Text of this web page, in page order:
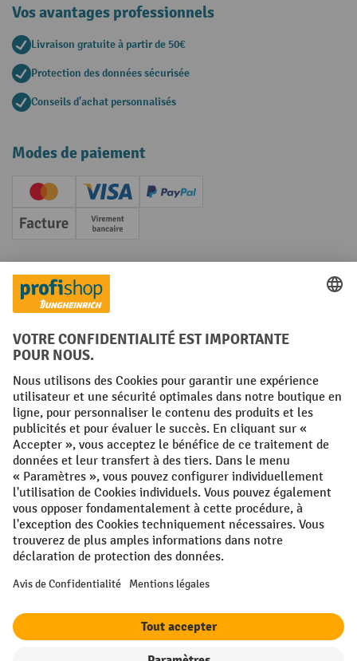
Vos avantages professionnels
Livraison gratuite à partir de 50€
Protection des données sécurisée
Conseils d'achat personnalisés
Modes de paiement
Creditcard (Master)Creditcard (Visa)
PayPal
Facture Paiement anticipé
Réseaux sociaux
Facebook
YouTube
LinkedInInstagram
Conditions générales Mentions légales
Protection des Données Politique de cookies
All prices excl. VAT plusshipping costsand possible delivery charges,
if not stated otherwise.
¹ La remise est valable jusqu'à épuisement des stocks. La remise ne
s'applique pas aux prix spéciaux. Il n'est pas possible de le combiner
avec d'autres réductions en pourcentage ou bons de réduction. | ² Une
réduction unique est offerte lors de la première inscription à la
toute commande d'un montant net minimum de 250 €. Le pourcentage
jusqu'à 10 %. Les transpalettes électriques, les gerbeurs électriques,
les chariots élévateurs électriques et l'outillage sont exclus de cette